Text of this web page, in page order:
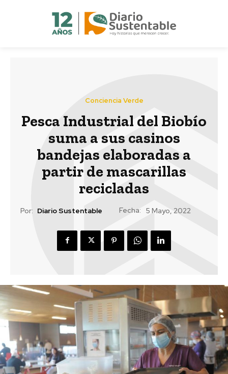
Conciencia Verde
Pesca Industrial del Biobío
suma a sus casinos
bandejas elaboradas a
partir de mascarillas
recicladas
Por: Diario Sustentable Fecha: 5 Mayo, 2022